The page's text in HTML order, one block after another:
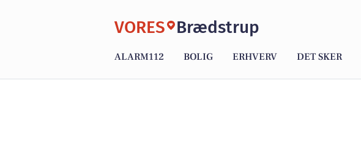
VORES Brædstrup
ALARM112 BOLIG ERHVERV DET SKER